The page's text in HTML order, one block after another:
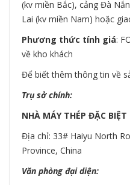
(kv miền Bắc), cảng Đà
Lai (kv miền Nam) hoặc
Phương thức tính giá:
về kho khách
Để biết thêm thông tin về
Trụ sở chính:
NHÀ MÁY THÉP ĐẶC BIỆT
Địa chỉ: 33# Haiyu North
Province, China
Văn phòng đại diện: